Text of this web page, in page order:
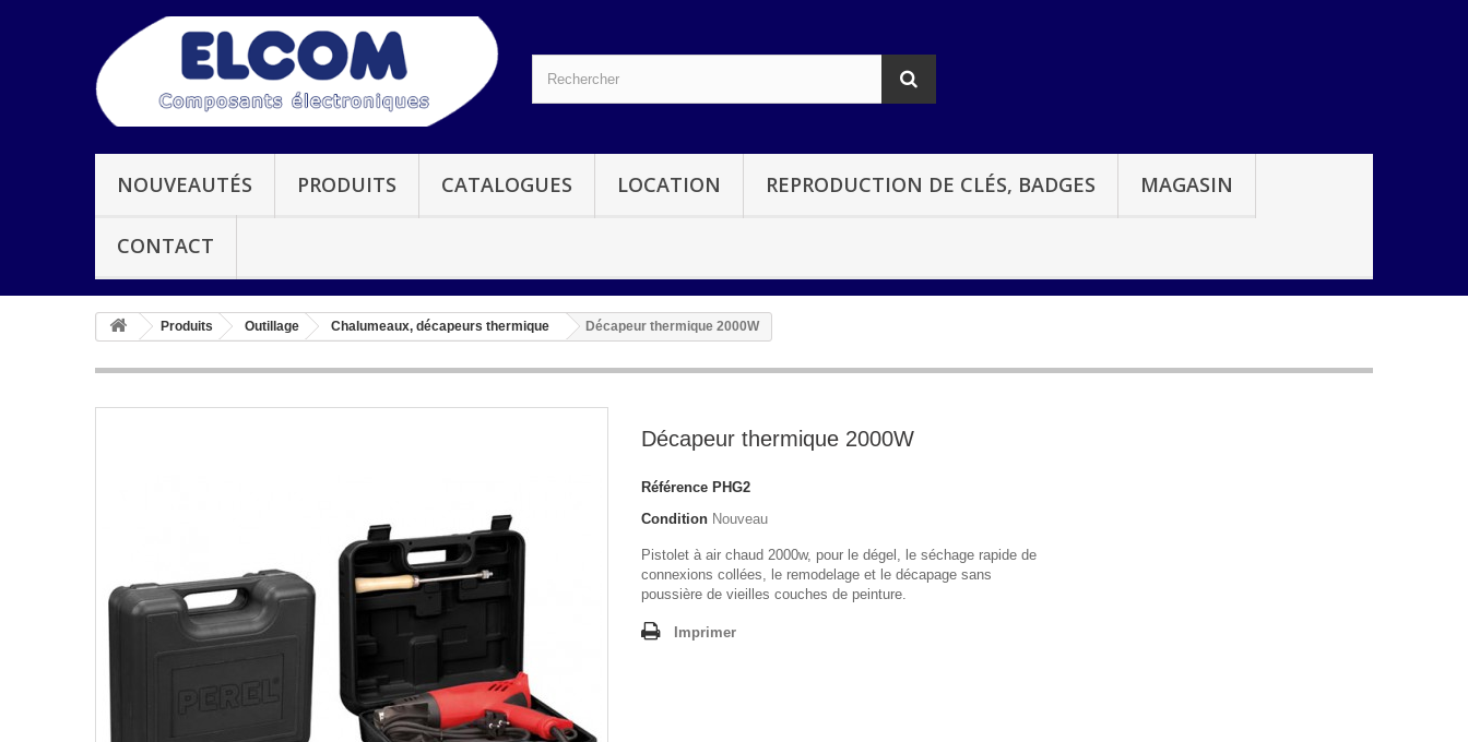
NOUVEAUTÉS PRODUITS CATALOGUES LOCATION REPRODUCTION DE CLÉS, BADGES MAGASIN
CONTACT
Produits Outillage Chalumeaux, décapeurs thermique Décapeur thermique 2000W
Décapeur thermique 2000W
Référence PHG2
Condition Nouveau
Pistolet à air chaud 2000w, pour le dégel, le séchage rapide de
connexions collées, le remodelage et le décapage sans
poussière de vieilles couches de peinture.
Imprimer